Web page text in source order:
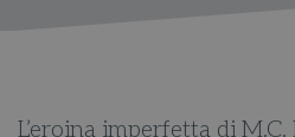
L’eroina imperfetta di